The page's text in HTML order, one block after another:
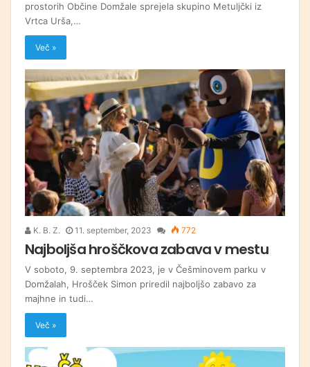
prostorih Občine Domžale sprejela skupino Metuljčki iz
Vrtca Urša,…
Več »
K. B. Z. 11. september, 2023 772
Najboljša hroščkova zabava v mestu
V soboto, 9. septembra 2023, je v Češminovem parku v
Domžalah, Hrošček Simon priredil najboljšo zabavo za
majhne in tudi…
Več »